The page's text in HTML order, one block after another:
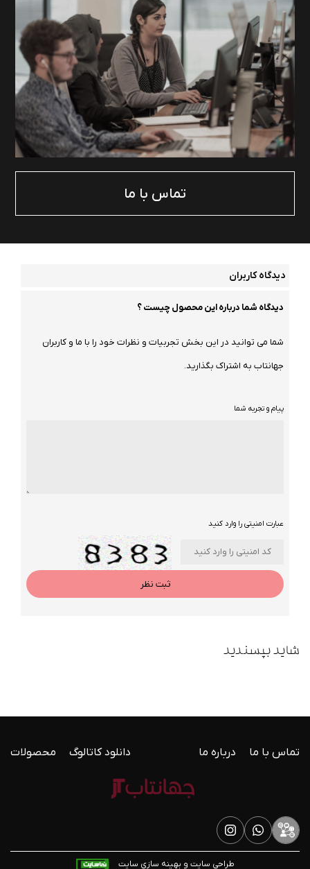
تماس با ما
دیدگاه کاربران
دیدگاه شما درباره این محصول چیست ؟
شما می توانید در این بخش تجربیات و نظرات خود را با ما و کاربران
جهانتاب به اشتراک بگذارید.
پیام و تجربه شما
عبارت امنیتی را وارد کنید
ثبت نظر
شاید بپسندید
تماس با ما درباره ما دانلود کاتالوگ محصولات
طراحی سایت و بهینه سازی سایت